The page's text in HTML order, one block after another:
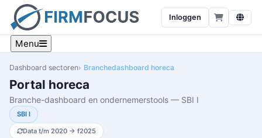
Inloggen
Menu
Dashboard sectoren Branchedashboard horeca
Portal horeca
Branche-dashboard en ondernemerstools — SBI I
SBI I
Data t/m 2020 → f2025